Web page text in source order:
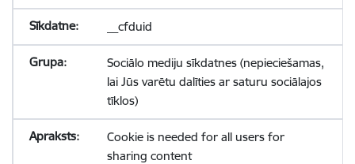
__cfduid
Sociālo mediju sīkdatnes (nepieciešamas,
lai Jūs varētu dalīties ar saturu sociālajos
tīklos)
Cookie is needed for all users for
sharing content